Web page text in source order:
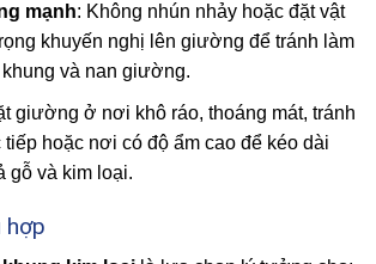
mạnh: Không nhún nhảy hoặc đặt vật
khuyến nghị lên giường để tránh làm
khung và nan giường.
giường ở nơi khô ráo, thoáng mát, tránh
hoặc nơi có độ ẩm cao để kéo dài
gỗ và kim loại.
hợp